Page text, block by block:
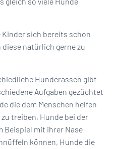
Kinder sich bereits schon
natürlich gerne zu
Hunderassen gibt
Aufgaben gezüchtet
die dem Menschen helfen
treiben, Hunde bei der
Beispiel mit ihrer Nase
können, Hunde die